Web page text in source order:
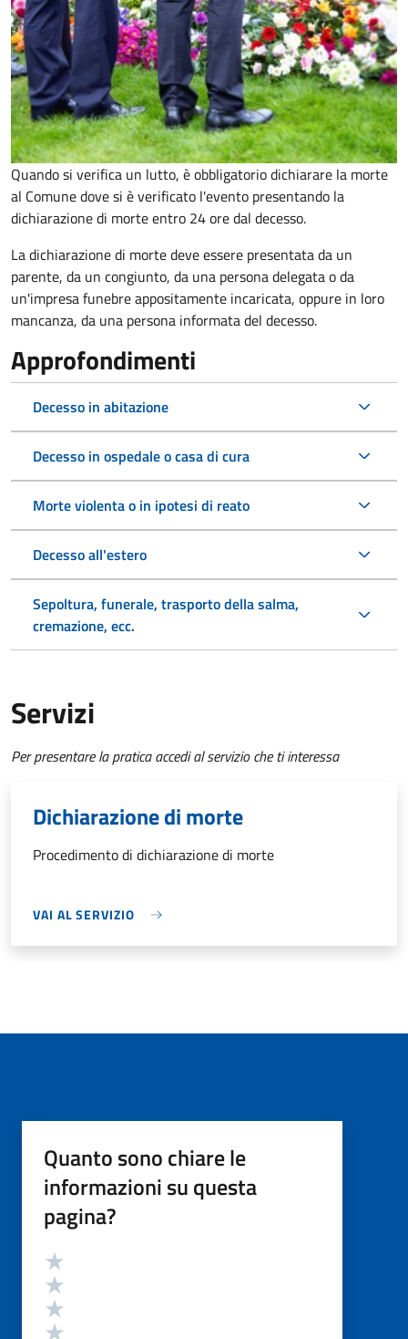
Quando si verifica un lutto, è obbligatorio dichiarare la morte
al Comune dove si è verificato l'evento presentando la
dichiarazione di morte entro 24 ore dal decesso.
La dichiarazione di morte deve essere presentata da un
parente, da un congiunto, da una persona delegata o da
un'impresa funebre appositamente incaricata, oppure in loro
mancanza, da una persona informata del decesso.
Approfondimenti
Decesso in abitazione
Decesso in ospedale o casa di cura
Morte violenta o in ipotesi di reato
Decesso all'estero
Sepoltura, funerale, trasporto della salma,
cremazione, ecc.
Servizi
Per presentare la pratica accedi al servizio che ti interessa
Dichiarazione di morte
Procedimento di dichiarazione di morte
VAI AL SERVIZIO
Quanto sono chiare le
informazioni su questa
pagina?
Valutazione